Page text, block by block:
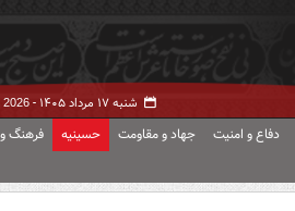
شنبه ۱۷ مرداد ۱۴۰۵ - 2026
دفاع و امنیت جهاد و مقاومت حسینیه فرهنگ